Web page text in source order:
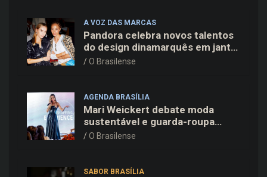
A VOZ DAS MARCAS
Pandora celebra novos talentos
do design dinamarquês em jantar
exclusivo no restaurante Daphne
O Brasilense
AGENDA BRASÍLIA
Mari Weickert debate moda
sustentável e guarda-roupa
inteligente no ParkShopping
O Brasilense
SABOR BRASÍLIA